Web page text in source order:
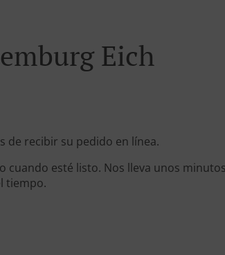
Eich
de recibir su pedido en línea.
cuando esté listo. Nos lleva unos minutos
tiempo.